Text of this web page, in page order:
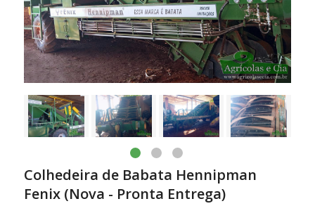
Colhedeira de Babata Hennipman
Fenix (Nova - Pronta Entrega)